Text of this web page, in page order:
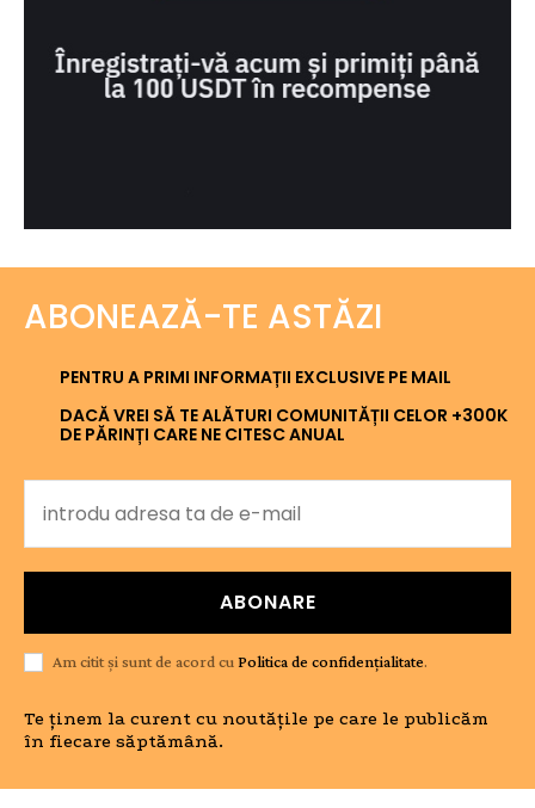
ABONEAZĂ-TE ASTĂZI
PENTRU A PRIMI INFORMAȚII EXCLUSIVE PE MAIL
DACĂ VREI SĂ TE ALĂTURI COMUNITĂȚII CELOR +300K
DE PĂRINȚI CARE NE CITESC ANUAL
ABONARE
Am citit și sunt de acord cuPolitica de confidențialitate.
Te ținem la curent cu noutățile pe care le publicăm
în fiecare săptămână.